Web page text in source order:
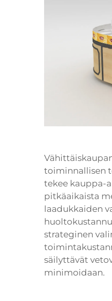
toiminnallisen
tekee kauppa-
pitkäaikaista
laadukkaiden
strateginen
säilyttävät
minimoidaan.